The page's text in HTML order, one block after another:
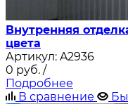
Внутренняя
цвета
Артикул: A2936
0 руб. /
Подробнее
В сравнение